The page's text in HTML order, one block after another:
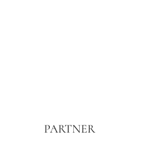
PARTNER